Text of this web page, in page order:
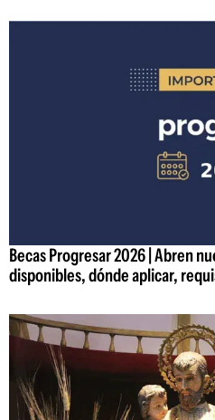
Becas Progresar 2026 | Abren
disponibles, dónde aplicar,